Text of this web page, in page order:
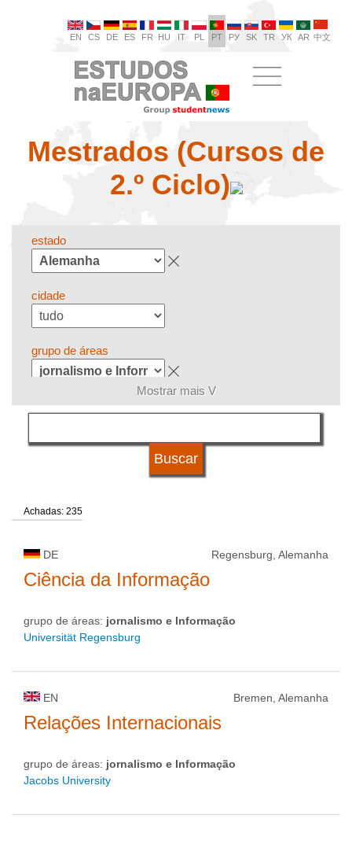
EN CS DE ES FR HU IT PL PT РУ SK TR УК AR 中文
Mestrados (Cursos de
2.º Ciclo)
estado
cidade
grupo de áreas
língua
qualificação
tipo de universidade
status de universidade
Mostrar mais V
Achadas: 235
DE Regensburg, Alemanha
Ciência da Informação
grupo de áreas: jornalismo e Informação
Universität Regensburg
EN Bremen, Alemanha
Relações Internacionais
grupo de áreas: jornalismo e Informação
Jacobs University